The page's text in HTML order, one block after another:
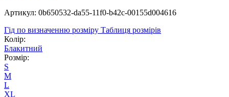
Артикул: 0b650532-da55-11f0-b42c-00155d004616
Гід по визначенню розміру Таблиця розмірів
Колір:
Блакитний
Розмір:
S
M
L
XL